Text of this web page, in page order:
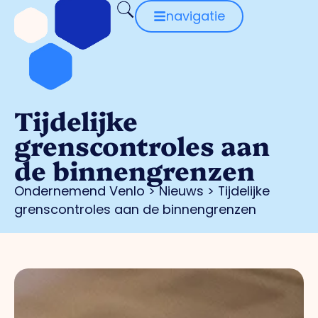
navigatie
Tijdelijke
grenscontroles aan
de binnengrenzen
Ondernemend Venlo>Nieuws > Tijdelijke
grenscontroles aan de binnengrenzen